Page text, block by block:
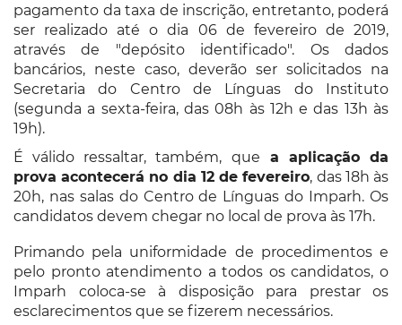
pagamento da taxa de inscrição, entretanto, poderá
ser realizado até o dia 06 de fevereiro de 2019,
através de "depósito identificado". Os dados
bancários, neste caso, deverão ser solicitados na
Secretaria do Centro de Línguas do Instituto
(segunda a sexta-feira, das 08h às 12h e das 13h às
19h).
É válido ressaltar, também, que a aplicação da
prova acontecerá no dia 12 de fevereiro, das 18h às
20h, nas salas do Centro de Línguas do Imparh. Os
candidatos devem chegar no local de prova às 17h.
Primando pela uniformidade de procedimentos e
pelo pronto atendimento a todos os candidatos, o
Imparh coloca-se à disposição para prestar os
esclarecimentos que se fizerem necessários.